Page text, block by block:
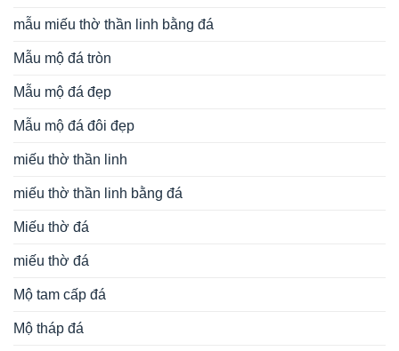
mẫu miếu thờ thần linh bằng đá
Mẫu mộ đá tròn
Mẫu mộ đá đẹp
Mẫu mộ đá đôi đẹp
miếu thờ thần linh
miếu thờ thần linh bằng đá
Miếu thờ đá
miếu thờ đá
Mộ tam cấp đá
Mộ tháp đá